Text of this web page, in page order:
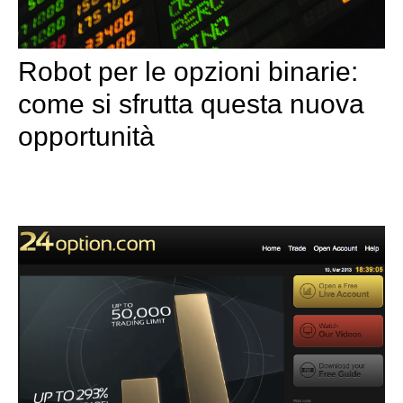
Robot per le opzioni binarie:
come si sfrutta questa nuova
opportunità